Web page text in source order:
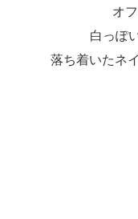
オ
白っぽ
落ち着いたネ